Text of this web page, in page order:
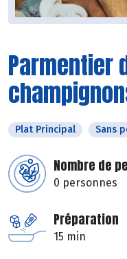
Parmentier
Plat Principal Sans
Nombre de
0 personnes
Préparation
15 min